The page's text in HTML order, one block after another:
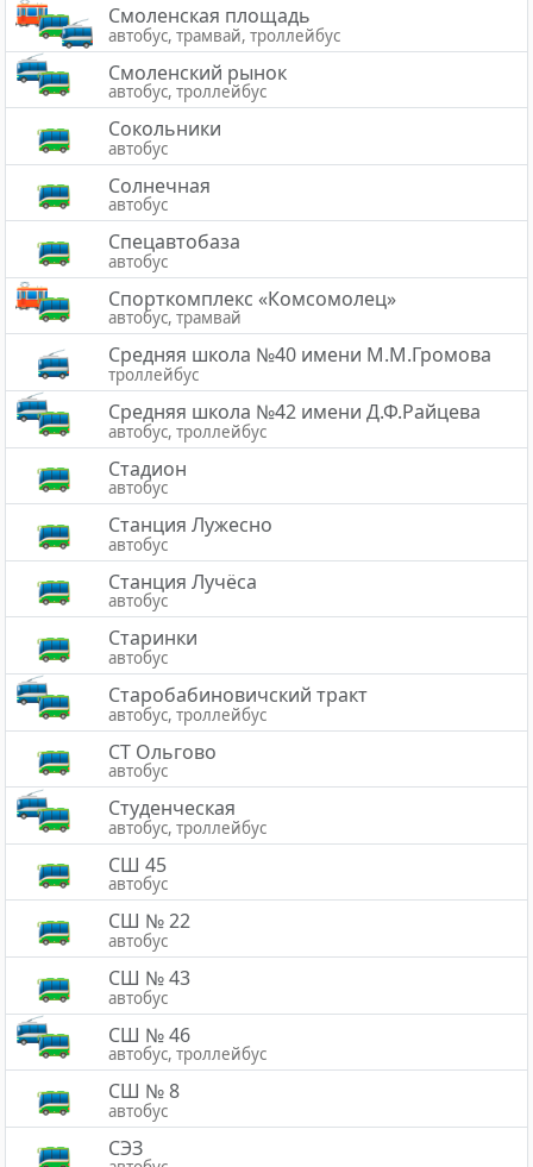
Смоленская площадь
автобус, трамвай, троллейбус
Смоленский рынок
автобус, троллейбус
Сокольники
автобус
Солнечная
автобус
Спецавтобаза
автобус
Спорткомплекс «Комсомолец»
автобус, трамвай
Средняя школа №40 имени М.М.Громова
троллейбус
Средняя школа №42 имени Д.Ф.Райцева
автобус, троллейбус
Стадион
автобус
Станция Лужесно
автобус
Станция Лучёса
автобус
Старинки
автобус
Старобабиновичский тракт
автобус, троллейбус
СТ Ольгово
автобус
Студенческая
автобус, троллейбус
СШ 45
автобус
СШ № 22
автобус
СШ № 43
автобус
СШ № 46
автобус, троллейбус
СШ № 8
автобус
СЭЗ